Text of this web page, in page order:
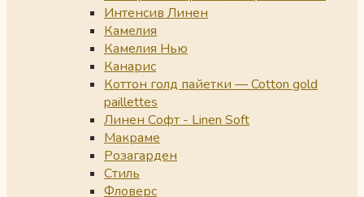
Интенсив Линен
Камелия
Камелия Нью
Канарис
Коттон голд пайетки — Cotton gold
paillettes
Линен Софт - Linen Soft
Макраме
Розагарден
Стиль
Фловерс